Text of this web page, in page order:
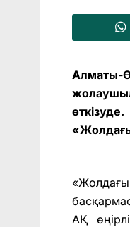
Алматы-
АҚ